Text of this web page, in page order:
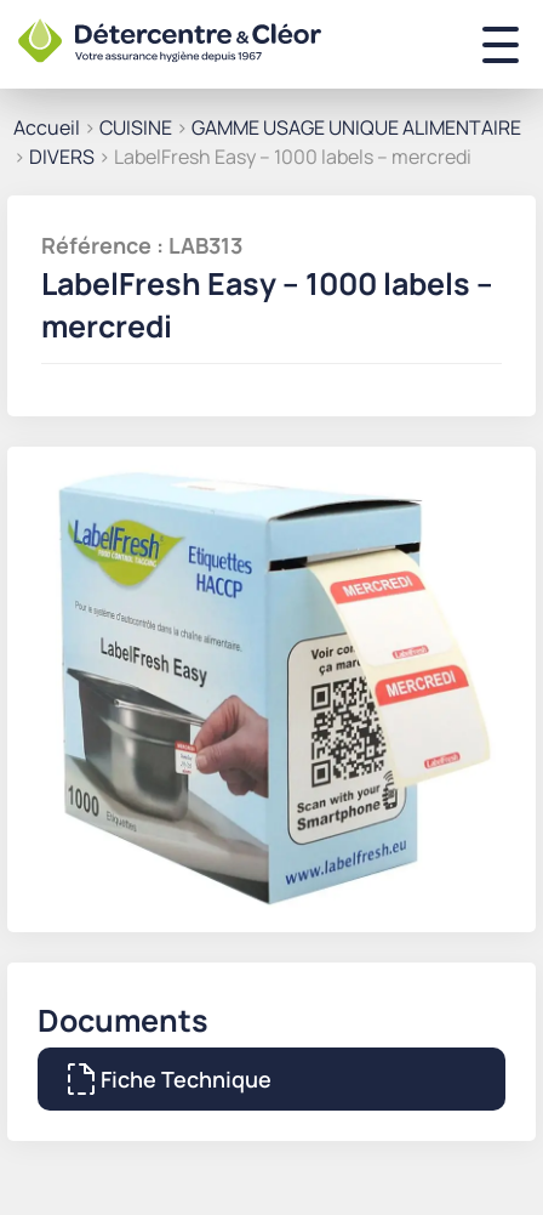
Accueil > CUISINE > GAMME USAGE UNIQUE ALIMENTAIRE
> DIVERS > LabelFresh Easy – 1000 labels – mercredi
Documents
Fiche Technique
Référence : LAB313
LabelFresh Easy – 1000 labels –
mercredi